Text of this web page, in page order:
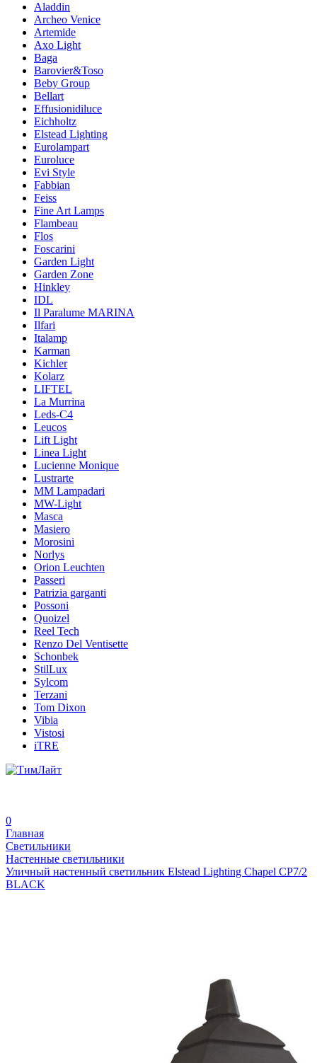
Aladdin
Archeo Venice
Artemide
Axo Light
Baga
Barovier&Toso
Beby Group
Bellart
Effusionidiluce
Eichholtz
Elstead Lighting
Eurolampart
Euroluce
Evi Style
Fabbian
Feiss
Fine Art Lamps
Flambeau
Flos
Foscarini
Garden Light
Garden Zone
Hinkley
IDL
Il Paralume MARINA
Ilfari
Italamp
Karman
Kichler
Kolarz
LIFTEL
La Murrina
Leds-C4
Leucos
Lift Light
Linea Light
Lucienne Monique
Lustrarte
MM Lampadari
MW-Light
Masca
Masiero
Morosini
Norlys
Orion Leuchten
Passeri
Patrizia garganti
Possoni
Quoizel
Reel Tech
Renzo Del Ventisette
Schonbek
StilLux
Sylcom
Terzani
Tom Dixon
Vibia
Vistosi
iTRE
0
Главная
Светильники
Настенные светильники
Уличный настенный светильник Elstead Lighting Chapel CP7/2
BLACK